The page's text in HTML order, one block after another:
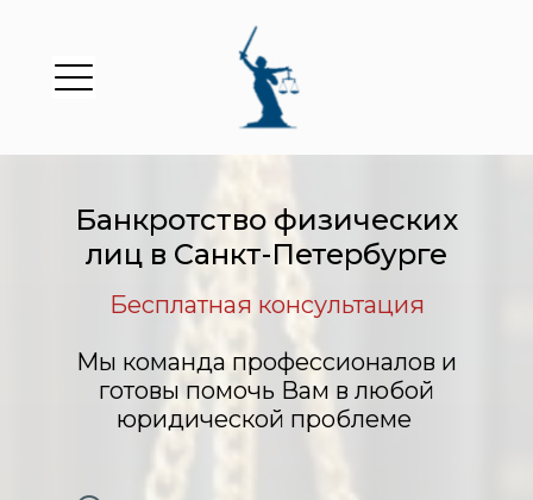
Банкротство физических
лиц в Санкт-Петербурге
Бесплатная консультация
Мы команда профессионалов и
готовы помочь Вам в любой
юридической проблеме